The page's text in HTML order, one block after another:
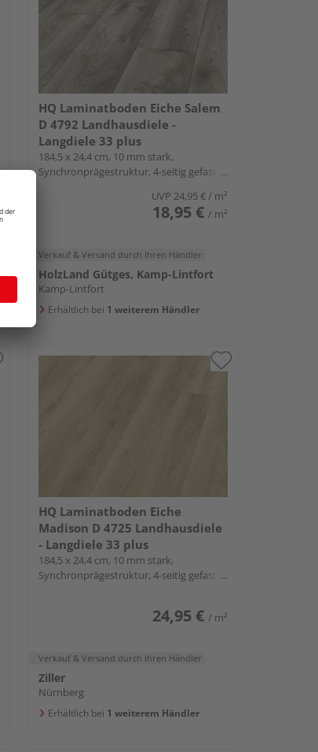
HQ Laminatboden Eiche Salem
D 4792 Landhausdiele -
Langdiele 33 plus
184,5 x 24,4 cm, 10 mm stark,
Synchronprägestruktur, 4-seitig gefast,
UVP 24,95 € / m²
18,95 € / m²
Verkauf & Versand durch Ihren Händler
HolzLand Gütges, Kamp-Lintfort
Kamp-Lintfort
Erhältlich bei 1 weiterem Händler
HQ Laminatboden Eiche
Madison D 4725 Landhausdiele
- Langdiele 33 plus
184,5 x 24,4 cm, 10 mm stark,
Synchronprägestruktur, 4-seitig gefast,
24,95 € / m²
Verkauf & Versand durch Ihren Händler
Ziller
Nürnberg
Erhältlich bei 1 weiterem Händler